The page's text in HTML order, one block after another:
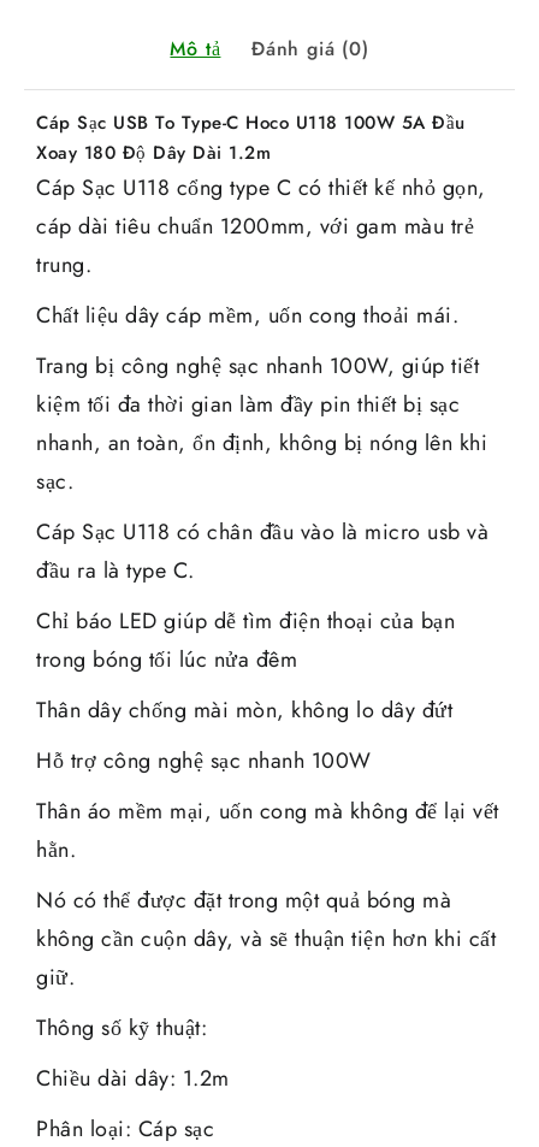
Mô tả Đánh giá (0)
Cáp Sạc USB To Type-C Hoco U118 100W 5A Đầu
Xoay 180 Độ Dây Dài 1.2m
Cáp Sạc U118 cổng type C có thiết kế nhỏ gọn,
cáp dài tiêu chuẩn 1200mm, với gam màu trẻ
trung.
Chất liệu dây cáp mềm, uốn cong thoải mái.
Trang bị công nghệ sạc nhanh 100W, giúp tiết
kiệm tối đa thời gian làm đầy pin thiết bị sạc
nhanh, an toàn, ổn định, không bị nóng lên khi
sạc.
Cáp Sạc U118 có chân đầu vào là micro usb và
đầu ra là type C.
Chỉ báo LED giúp dễ tìm điện thoại của bạn
trong bóng tối lúc nửa đêm
Thân dây chống mài mòn, không lo dây đứt
Hỗ trợ công nghệ sạc nhanh 100W
Thân áo mềm mại, uốn cong mà không để lại vết
hằn.
Nó có thể được đặt trong một quả bóng mà
không cần cuộn dây, và sẽ thuận tiện hơn khi cất
giữ.
Thông số kỹ thuật:
Chiều dài dây: 1.2m
Phân loại: Cáp sạc